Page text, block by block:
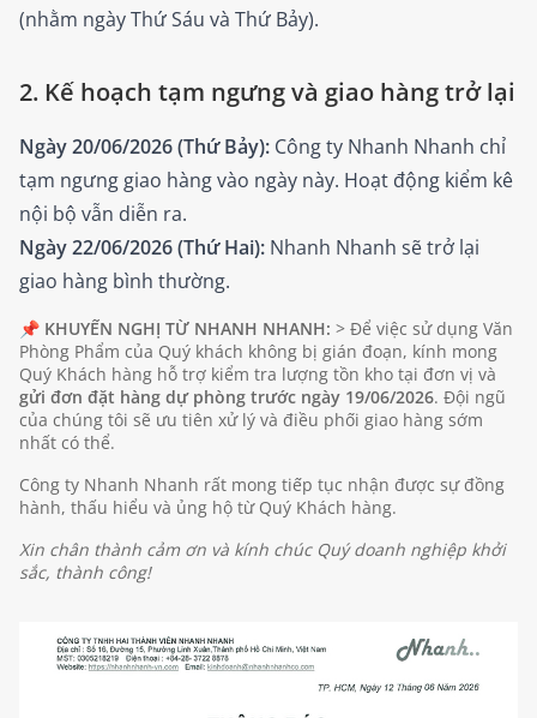
(nhằm ngày Thứ Sáu và Thứ Bảy).
2. Kế hoạch tạm ngưng và giao hàng trở lại
Ngày 20/06/2026 (Thứ Bảy): Công ty Nhanh Nhanh chỉ
tạm ngưng giao hàng vào ngày này. Hoạt động kiểm kê
nội bộ vẫn diễn ra.
Ngày 22/06/2026 (Thứ Hai): Nhanh Nhanh sẽ trở lại
giao hàng bình thường.
📌 KHUYẾN NGHỊ TỪ NHANH NHANH: > Để việc sử dụng Văn
Phòng Phẩm của Quý khách không bị gián đoạn, kính mong
Quý Khách hàng hỗ trợ kiểm tra lượng tồn kho tại đơn vị và
gửi đơn đặt hàng dự phòng trước ngày 19/06/2026. Đội ngũ
của chúng tôi sẽ ưu tiên xử lý và điều phối giao hàng sớm
nhất có thể.
Công ty Nhanh Nhanh rất mong tiếp tục nhận được sự đồng
hành, thấu hiểu và ủng hộ từ Quý Khách hàng.
Xin chân thành cảm ơn và kính chúc Quý doanh nghiệp khởi
sắc, thành công!